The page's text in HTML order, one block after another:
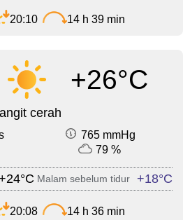
20:10 14 h 39 min
+26°C
cerah
765 mmHg
79 %
Malam sebelum tidur +18°C
20:08 14 h 36 min